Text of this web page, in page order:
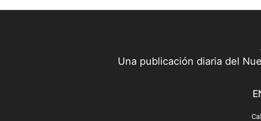
Una publicación diaria del